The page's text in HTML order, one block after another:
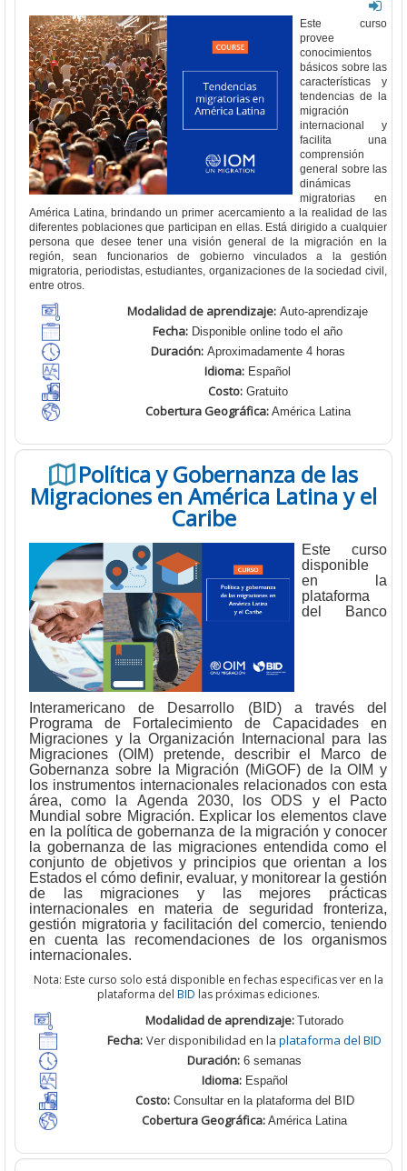
Este curso
provee
conocimientos
básicos sobre las
características y
tendencias de la
migración
internacional y
facilita una
comprensión
general sobre las
dinámicas
migratorias en
América Latina, brindando un primer acercamiento a la realidad de las
diferentes poblaciones que participan en ellas. Está dirigido a cualquier
persona que desee tener una visión general de la migración en la
región, sean funcionarios de gobierno vinculados a la gestión
migratoria, periodistas, estudiantes, organizaciones de la sociedad civil,
entre otros.
Modalidad de aprendizaje: Auto-aprendizaje
Fecha: Disponible online todo el año
Duración:Aproximadamente 4 horas
Idioma: Español
Costo:Gratuito
Cobertura Geográfica: América Latina
Política y Gobernanza de las
Migraciones en América Latina y el
Caribe
Este curso
disponible
en la
plataforma
del Banco
Interamericano de Desarrollo (BID) a través del
Programa de Fortalecimiento de Capacidades en
Migraciones y la Organización Internacional para las
Migraciones (OIM) pretende, describir el Marco de
Gobernanza sobre la Migración (MiGOF) de la OIM y
los instrumentos internacionales relacionados con esta
área, como la Agenda 2030, los ODS y el Pacto
Mundial sobre Migración. Explicar los elementos clave
en la política de gobernanza de la migración y conocer
la gobernanza de las migraciones entendida como el
conjunto de objetivos y principios que orientan a los
Estados el cómo definir, evaluar, y monitorear la gestión
de las migraciones y las mejores prácticas
internacionales en materia de seguridad fronteriza,
gestión migratoria y facilitación del comercio, teniendo
en cuenta las recomendaciones de los organismos
internacionales.
Nota: Este curso solo está disponible en fechas especificas ver en la
plataforma del BID las próximas ediciones.
Modalidad de aprendizaje: Tutorado
Fecha: Ver disponibilidad en la plataforma del BID
Duración: 6 semanas
Idioma:Español
Costo:Consultar en la plataforma del BID
Cobertura Geográfica: América Latina